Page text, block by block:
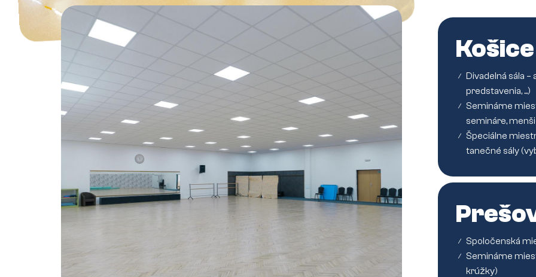
Košice
/
Divadelná sála
predstavenia, ...)
/
Seminárne
semináre,
/
Špeciálne
tanečné sály
/ Spoločenská
/
Seminárne
krúžky)